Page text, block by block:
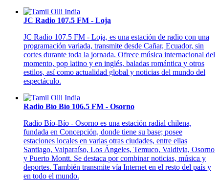
JC Radio 107.5 FM - Loja
JC Radio 107.5 FM - Loja, es una estación de radio con una
programación variada, transmite desde Cañar, Ecuador, sin
cortes durante toda la jornada. Ofrece música internacional del
momento, pop latino y en inglés, baladas romántica y otros
estilos, así como actualidad global y noticias del mundo del
espectáculo.
Radio Bío Bío 106.5 FM - Osorno
Radio Bío-Bío - Osorno es una estación radial chilena,
fundada en Concepción, donde tiene su base; posee
estaciones locales en varias otras ciudades, entre ellas
Santiago, Valparaíso, Los Ángeles, Temuco, Valdivia, Osorno
y Puerto Montt. Se destaca por combinar noticias, música y
deportes. También transmite vía Internet en el resto del país y
en todo el mundo.